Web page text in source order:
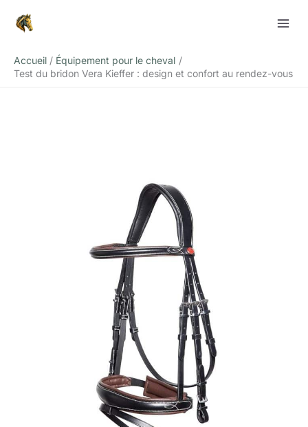
Accueil
Équipement pour le cheval
Test du bridon Vera Kieffer : design et confort au rendez-vous